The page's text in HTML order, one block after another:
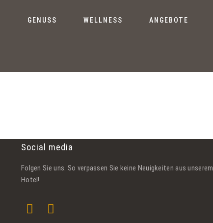
GENUSS WELLNESS ANGEBOTE
Social media
Folgen Sie uns. So verpassen Sie keine Neuigkeiten aus unserem
Hotel!